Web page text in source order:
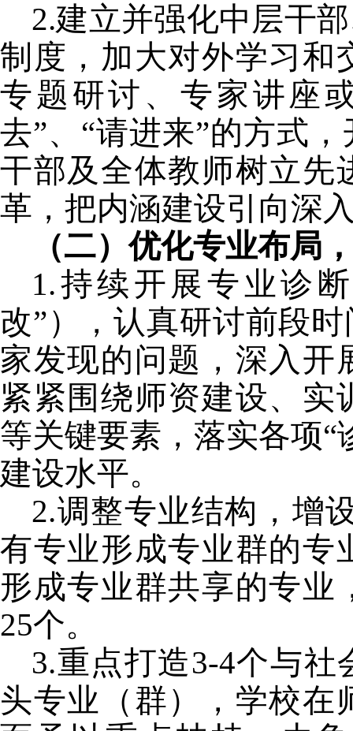
2.建立并强化中层干
制度，加大对外学习和
专题研讨、专家讲座
去”、“请进来”的方式
干部及全体教师树立先
革，把内涵建设引向深
（二）优化专业布局
1.持续开展专业诊
改”），认真研讨前段
家发现的问题，深入开
紧紧围绕师资建设、实
等关键要素，落实各项
建设水平。
2.调整专业结构，增
有专业形成专业群的专
形成专业群共享的专业
25个。
3.重点打造3-4个与社
头专业（群），学校在